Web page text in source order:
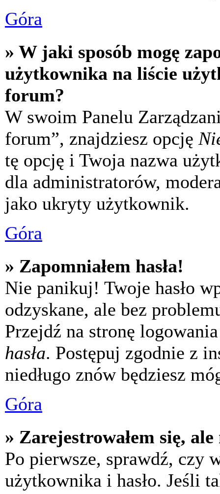
Góra
» W jaki sposób mogę
użytkownika na liście
forum?
W swoim Panelu
forum”, znajdziesz opcję
tę opcję i Twoja nazwa
dla administratorów,
jako ukryty użytkownik.
Góra
» Zapomniałem hasła!
Nie panikuj! Twoje hasło
odzyskane, ale bez
Przejdź na stronę
hasła. Postępuj zgodnie z
niedługo znów będziesz
Góra
» Zarejestrowałem się,
Po pierwsze, sprawdź, czy
użytkownika i hasło. Jeśli